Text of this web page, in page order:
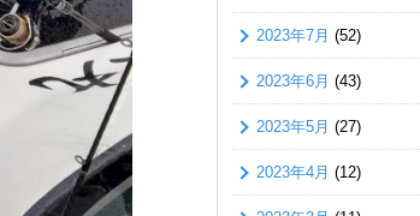
2023年7月 (52)
2023年6月 (43)
2023年5月 (27)
2023年4月 (12)